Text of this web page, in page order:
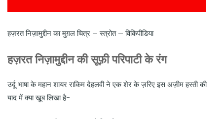
हज़रत निज़ामुद्दीन का मुग़ल चित्र – स्त्रोत – विकिपीडिया
हज़रत निज़ामुद्दीन की सूफ़ी परिपाटी के रंग
उर्दू भाषा के महान शायर राकिम देहलवी ने एक शेर के ज़रिए इस अज़ीम हस्ती की
याद में क्या ख़ूब लिखा है-